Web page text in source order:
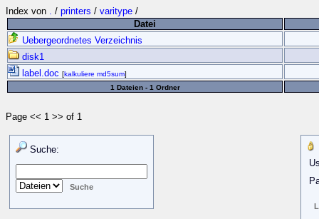
Index von . / printers / varitype /
Datei
Uebergeordnetes Verzeichnis
disk1
label.doc [kalkuliere md5sum]
1 Dateien - 1 Ordner
Page << 1 >> of 1
Suche: